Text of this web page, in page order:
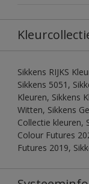
Sikkens RIJKS
Sikkens 5051,
Kleuren, Sikkens
Witten, Sikkens
Collectie kleuren,
Colour Futures
Futures 2019,